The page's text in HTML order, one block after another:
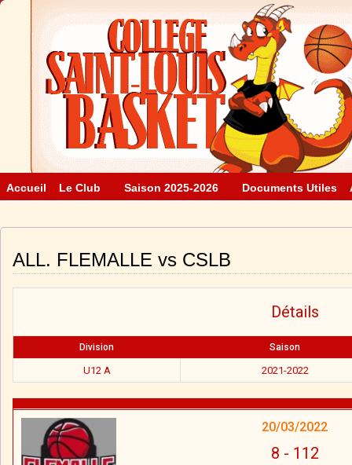
Accueil Le Club Saison 2025-2026 Documents Utiles
ALL. FLEMALLE vs CSLB
Détails
Division Saison
U12 A 2021-2022
20/03/2022
8 - 112